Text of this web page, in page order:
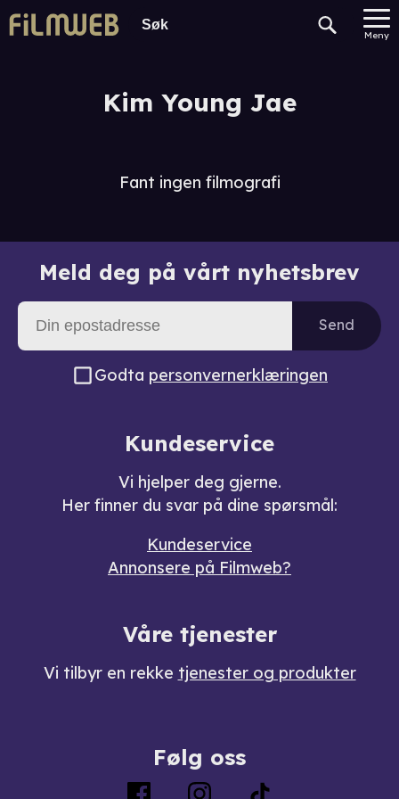
Meny
Kim Young Jae
Fant ingen filmografi
Meld deg på vårt nyhetsbrev
Send
Godta personvernerklæringen
Kundeservice
Vi hjelper deg gjerne.
Her finner du svar på dine spørsmål:
Kundeservice
Annonsere på Filmweb?
Våre tjenester
Vi tilbyr en rekke tjenester og produkter
Følg oss